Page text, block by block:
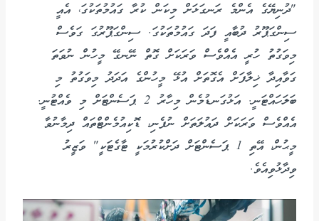
"ދުނިޔޭގެ އެންމެ ރަނގަޅަށް މިކަން ކުރާ ގައުމުތަކުގަ، އެއީ
ސިންގަޕޫރު ދުބާއީ ފަދަ ގައުމުތަކުގަ. ސިންގަޕޫރުގަ ގަވެސް
މިވަގުތު ހުރީ އެއްވެސް ވަރަކަށް ގޮތް ނޭނގޭ މީހުން ނުވަތަ
ގަވާއިދާ ޚިލާފަށް އެގޮތަށް އުޅޭ މީހުންގެ އަދަދު މިވަގުތު މި
ބަލަހައްޓަނީ. އަޅުގަނޑުމެން މިހާރު 2 ޕަސެންޓަށް މި ވެއްޓުނީ.
އެއްވެސް ވަރަކަށް ދައުލަތަށް ނުފެނި، ޑޮކިއުމެންޓްތައް ދިމާނުވާ
މީޙުން، އޭތި 1 ޕަސެންޓަށް ދަށްކުރުމަކީ ޓާގެޓަކީ" ވަޒީރު
ވިދާޅުވިއެވެ.